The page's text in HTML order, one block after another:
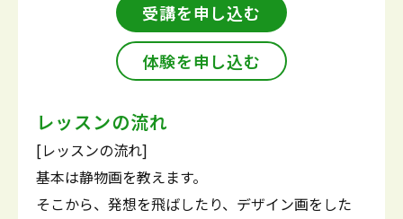
受講を申し込む
体験を申し込む
レッスンの流れ
[レッスンの流れ]
基本は静物画を教えます。
そこから、発想を飛ばしたり、デザイン画をした